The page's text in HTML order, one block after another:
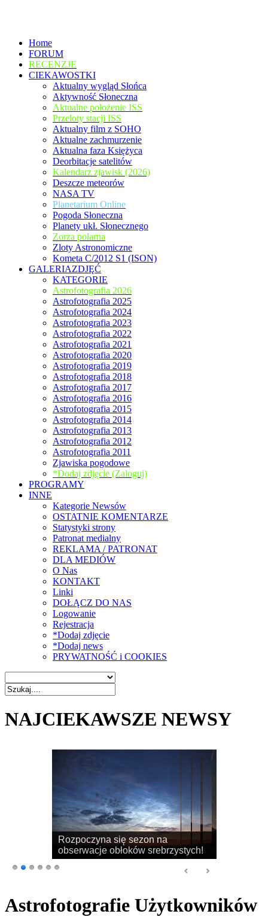
Home
FORUM
RECENZJE
CIEKAWOSTKI
Aktualny wygląd Słońca
Aktywność Słoneczna
Aktualne położenie ISS
Przeloty stacji ISS
Aktualny film z SOHO
Aktualne zachmurzenie
Aktualna faza Księżyca
Deorbitacje satelitów
Kalendarz zjawisk (2026)
Deszcze meteorów
NASA TV
Planetarium Online
Pogoda Słoneczna
Planety ukł. Słonecznego
Zorza polarna
Zloty Astronomiczne
Kometa C/2012 S1 (ISON)
GALERIAZDJĘĆ
KATEGORIE
Astrofotografia 2026
Astrofotografia 2025
Astrofotografia 2024
Astrofotografia 2023
Astrofotografia 2022
Astrofotografia 2021
Astrofotografia 2020
Astrofotografia 2019
Astrofotografia 2018
Astrofotografia 2017
Astrofotografia 2016
Astrofotografia 2015
Astrofotografia 2014
Astrofotografia 2013
Astrofotografia 2012
Astrofotografia 2011
Zjawiska pogodowe
*Dodaj zdjęcie (Zaloguj)
PROGRAMY
INNE
Kategorie Newsów
OSTATNIE KOMENTARZE
Statystyki strony
Patronat medialny
REKLAMA / PATRONAT
DLA MEDIÓW
O Nas
KONTAKT
Linki
DOŁĄCZ DO NAS
Logowanie
Rejestracja
*Dodaj zdjęcie
*Dodaj news
PRYWATNOŚĆ i COOKIES
NAJCIEKAWSZE NEWSY
Rozpoczyna się sezon na
obserwacje obłoków srebrzystych!
Astrofotografie Użytkowników